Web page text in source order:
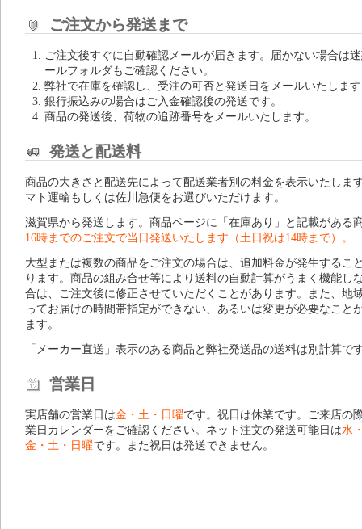
ご注文から発送まで
ご注文後すぐに自動確認メールが届きます。届かない場合は
ールフォルダもご確認ください。
弊社で在庫を確認し、受注の可否と発送日をメールいたしま
銀行振込みの場合はご入金確認後の発送です。
商品の発送後、荷物の追跡番号をメールいたします。
発送と配送料
商品の大きさと配送先によって配送業者別の料金を表示いたしま
マト運輸もしくは佐川急便をお選びいただけます。
滋賀県から発送します。商品ページに「在庫あり」と記載がある
16時までのご注文で当日発送いたします（土日祝は14時まで）。
大型または複数の商品をご注文の場合は、追加料金が発生するこ
ります。商品の組み合せ等により送料の自動計算がうまく機能し
合は、ご注文後に修正させていただくことがあります。また、地
ってお届けの時間帯指定ができない、あるいは変更が必要なこと
ます。
「メーカー直送」表示のある商品と弊社発送品の送料は別計算で
営業日
実店舗の営業日は金・土・日曜です。祝日は休業です。ご来店の
業日カレンダーをご確認ください。ネット注文の発送可能日は水
金・土・日曜です。また祝日は発送できません。